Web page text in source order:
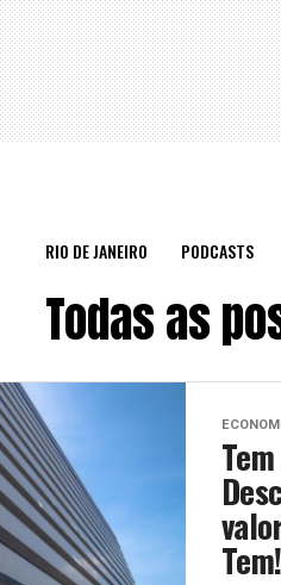
RIO DE JANEIRO PODCASTS
Todas as
Tem!